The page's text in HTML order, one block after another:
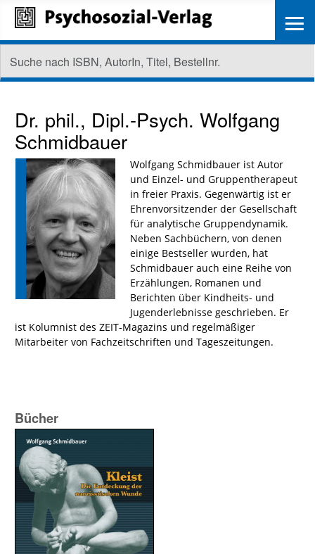
Dr. phil., Dipl.-Psych. Wolfgang
Schmidbauer
Wolfgang Schmidbauer ist Autor
und Einzel- und Gruppentherapeut
in freier Praxis. Gegenwärtig ist er
Ehrenvorsitzender der Gesellschaft
für analytische Gruppendynamik.
Neben Sachbüchern, von denen
einige Bestseller wurden, hat
Schmidbauer auch eine Reihe von
Erzählungen, Romanen und
Berichten über Kindheits- und
Jugenderlebnisse geschrieben. Er
ist Kolumnist des ZEIT-Magazins und regelmäßiger
Mitarbeiter von Fachzeitschriften und Tageszeitungen.
Bücher
≡